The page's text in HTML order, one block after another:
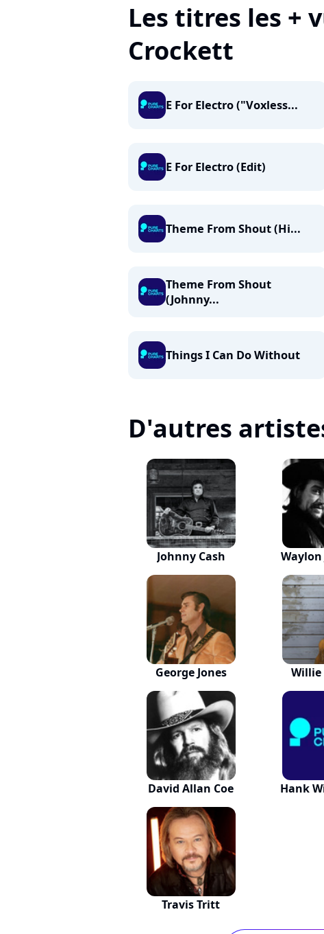
Les titres les +
Crockett
E For Electro ("Voxless...
E For Electro (Edit)
Theme From Shout (Hi...
Theme From Shout
(Johnny...
Things I Can Do Without
D'autres
Johnny Cash
George Jones Willie
David Allan Coe Hank
Travis Tritt